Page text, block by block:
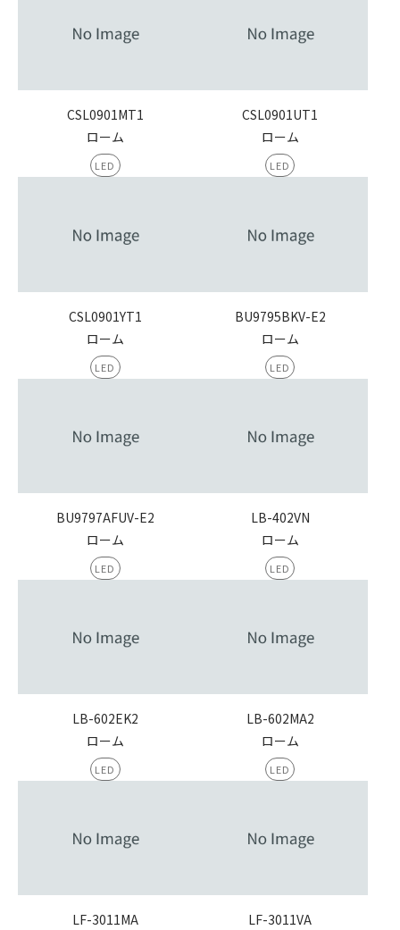
CSL0901MT1
ローム
LED
CSL0901UT1
ローム
LED
CSL0901YT1
ローム
LED
BU9795BKV-E2
ローム
LED
BU9797AFUV-E2
ローム
LED
LB-402VN
ローム
LED
LB-602EK2
ローム
LED
LB-602MA2
ローム
LED
LF-3011MA
LF-3011VA